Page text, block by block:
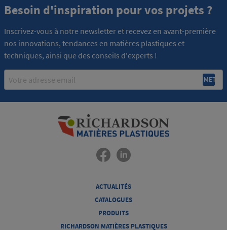
Besoin d'inspiration pour vos projets ?
Inscrivez-vous à notre newsletter et recevez en avant-première
nos innovations, tendances en matières plastiques et
techniques, ainsi que des conseils d'experts !
Email
ACTUALITÉS
CATALOGUES
PRODUITS
RICHARDSON MATIÈRES PLASTIQUES